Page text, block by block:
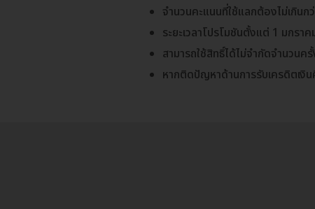
จำนวนคะแนนที่ใช้แลกต้องไม่เกิน
ระยะเวลาโปรโมชันตั้งแต่ 1 มกรา
สามารถใช้สิทธิ์ได้ไม่จำกัดจำนวนค
หากติดปัญหาด้านการรับเครดิตเงิ